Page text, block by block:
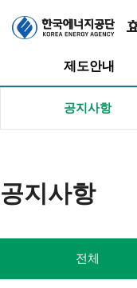
제도안내
효율관리제도
공지사항
공지사항
전체